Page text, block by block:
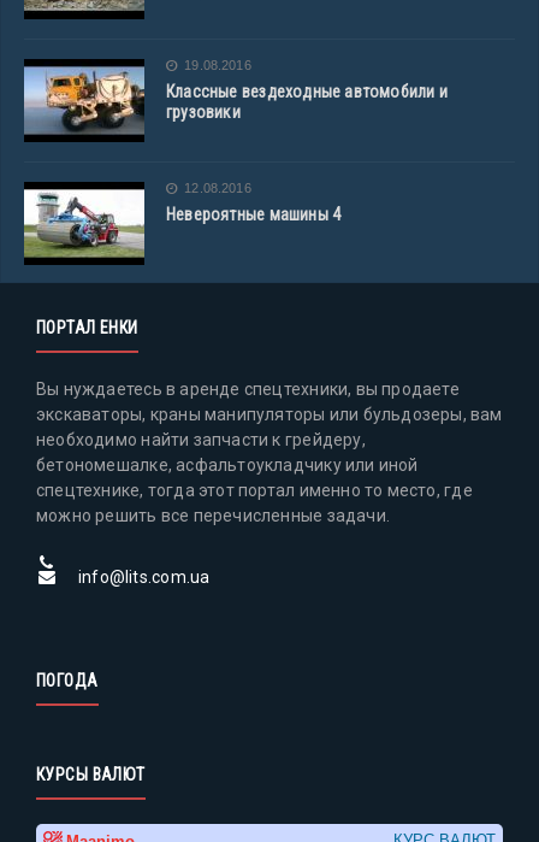
19.08.2016
Классные вездеходные автомобили и
грузовики
12.08.2016
Невероятные машины 4
ПОРТАЛ ЕНКИ
Вы нуждаетесь в аренде спецтехники, вы продаете
экскаваторы, краны манипуляторы или бульдозеры, вам
необходимо найти запчасти к грейдеру,
бетономешалке, асфальтоукладчику или иной
спецтехнике, тогда этот портал именно то место, где
можно решить все перечисленные задачи.
info@lits.com.ua
ПОГОДА
КУРСЫ ВАЛЮТ